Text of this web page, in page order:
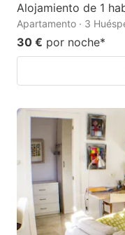
Alojamiento de 1
Apartamento · 3
30 € por noche*